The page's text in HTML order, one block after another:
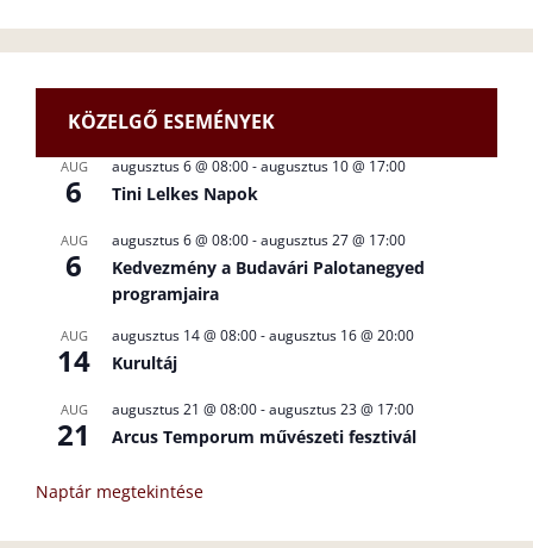
KÖZELGŐ ESEMÉNYEK
AUG
6
augusztus 6 @ 08:00-augusztus 10 @ 17:00
Tini Lelkes Napok
AUG
6
augusztus 6 @ 08:00-augusztus 27 @ 17:00
Kedvezmény a Budavári Palotanegyed
programjaira
AUG
14
augusztus 14 @ 08:00-augusztus 16 @ 20:00
Kurultáj
AUG
21
augusztus 21 @ 08:00-augusztus 23 @ 17:00
Arcus Temporum művészeti fesztivál
Naptár megtekintése